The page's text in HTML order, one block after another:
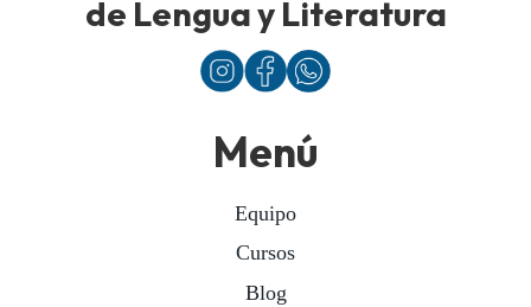
de Lengua y Literatura
Menú
Equipo
Cursos
Blog